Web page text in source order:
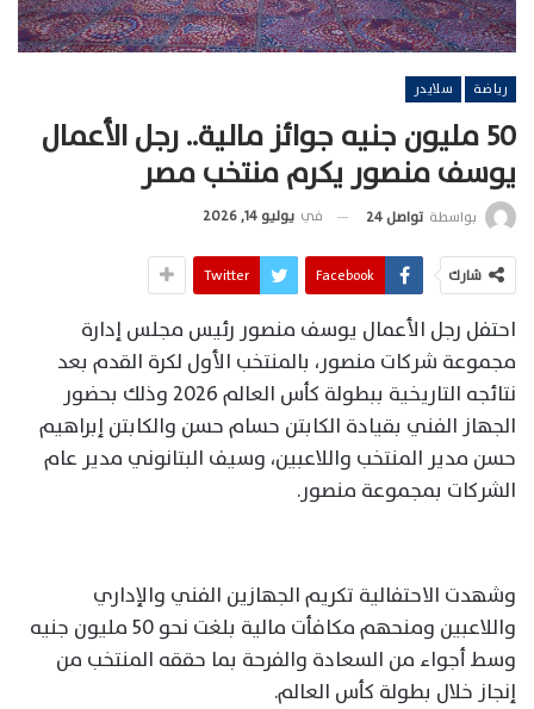
رياضة سلايدر
50 مليون جنيه جوائز مالية.. رجل الأعمال
يوسف منصور يكرم منتخب مصر
بواسطة تواصل 24 في يوليو 14, 2026
شارك Facebook
Twitter
احتفل رجل الأعمال يوسف منصور رئيس مجلس إدارة
مجموعة شركات منصور، بالمنتخب الأول لكرة القدم بعد
نتائجه التاريخية ببطولة كأس العالم 2026 وذلك بحضور
الجهاز الفني بقيادة الكابتن حسام حسن والكابتن إبراهيم
حسن مدير المنتخب واللاعبين، وسيف البتانوني مدير عام
الشركات بمجموعة منصور.
وشهدت الاحتفالية تكريم الجهازين الفني والإداري
واللاعبين ومنحهم مكافأت مالية بلغت نحو 50 مليون جنيه
وسط أجواء من السعادة والفرحة بما حققه المنتخب من
إنجاز خلال بطولة كأس العالم.